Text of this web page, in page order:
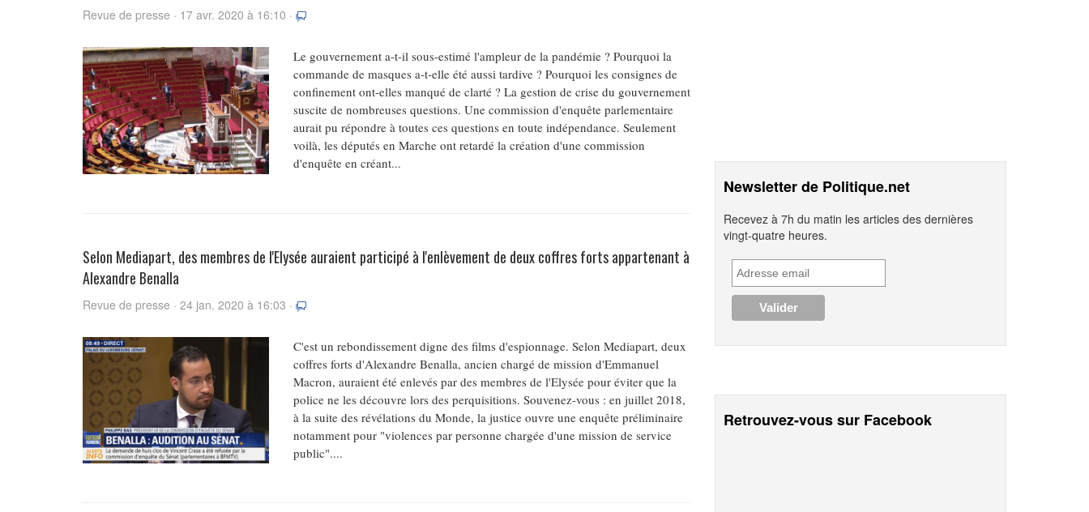
Revue de presse · 17 avr. 2020 à 16:10 ·
Le gouvernement a-t-il sous-estimé l'ampleur de la pandémie ? Pourquoi la
commande de masques a-t-elle été aussi tardive ? Pourquoi les consignes de
confinement ont-elles manqué de clarté ? La gestion de crise du gouvernement
suscite de nombreuses questions. Une commission d'enquête parlementaire
aurait pu répondre à toutes ces questions en toute indépendance. Seulement
voilà, les députés en Marche ont retardé la création d'une commission
d'enquête en créant...
Selon Mediapart, des membres de l'Elysée auraient participé à l'enlèvement de deux coffres forts appartenant à
Alexandre Benalla
Revue de presse · 24 jan. 2020 à 16:03 ·
C'est un rebondissement digne des films d'espionnage. Selon Mediapart, deux
coffres forts d'Alexandre Benalla, ancien chargé de mission d'Emmanuel
Macron, auraient été enlevés par des membres de l'Elysée pour éviter que la
police ne les découvre lors des perquisitions. Souvenez-vous : en juillet 2018,
à la suite des révélations du Monde, la justice ouvre une enquête préliminaire
notamment pour "violences par personne chargée d'une mission de service
public"....
Newsletter de Politique.net
Recevez à 7h du matin les articles des dernières
vingt-quatre heures.
Retrouvez-vous sur Facebook